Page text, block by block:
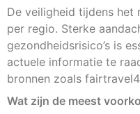
De veiligheid tijdens het
per regio. Sterke
gezondheidsrisico’s is
actuele informatie te
bronnen zoals
Wat zijn de meest